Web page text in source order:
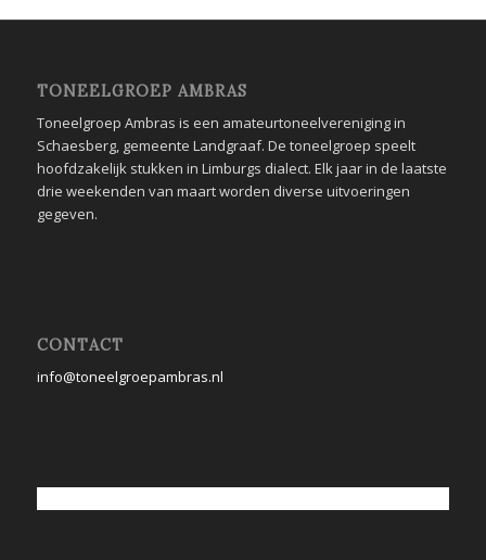
TONEELGROEP AMBRAS
Toneelgroep Ambras is een amateurtoneelvereniging in
Schaesberg, gemeente Landgraaf. De toneelgroep speelt
hoofdzakelijk stukken in Limburgs dialect. Elk jaar in de laatste
drie weekenden van maart worden diverse uitvoeringen
gegeven.
CONTACT
info@toneelgroepambras.nl